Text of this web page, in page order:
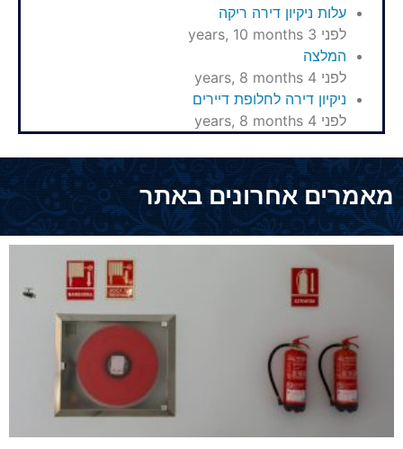
עלות ניקיון דירה ריקה
לפני 3 years, 10 months
המלצה
לפני 4 years, 8 months
ניקיון דירה לחלופת דיירים
לפני 4 years, 8 months
מאמרים אחרונים באתר